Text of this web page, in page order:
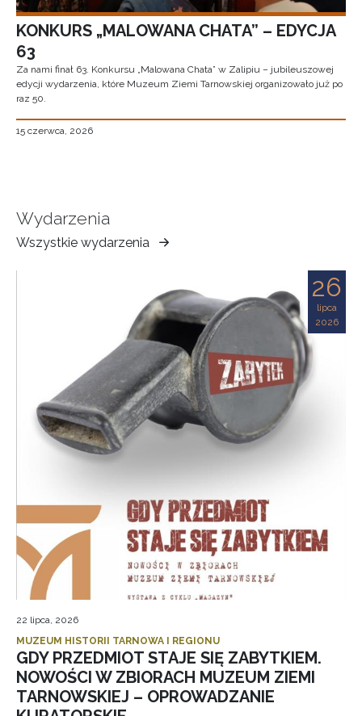
KONKURS „MALOWANA CHATA” – EDYCJA
63
Za nami finał 63. Konkursu „Malowana Chata” w Zalipiu – jubileuszowej
edycji wydarzenia, które Muzeum Ziemi Tarnowskiej organizowało już po
raz 50.
15 czerwca, 2026
Wydarzenia
Wszystkie wydarzenia
Muzeum
Ziemi
26
lipca
2026
22 lipca, 2026
MUZEUM HISTORII TARNOWA I REGIONU
GDY PRZEDMIOT STAJE SIĘ ZABYTKIEM.
NOWOŚCI W ZBIORACH MUZEUM ZIEMI
TARNOWSKIEJ – OPROWADZANIE